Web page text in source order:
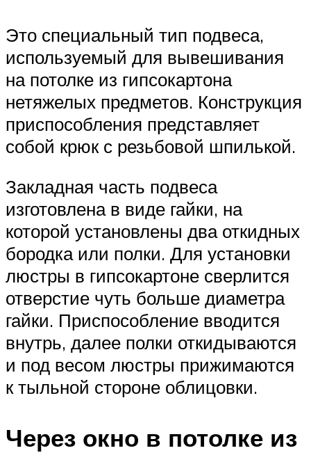
Это специальный тип подвеса,
используемый для вывешивания
на потолке из гипсокартона
нетяжелых предметов. Конструкция
приспособления представляет
собой крюк с резьбовой шпилькой.
Закладная часть подвеса
изготовлена в виде гайки, на
которой установлены два откидных
бородка или полки. Для установки
люстры в гипсокартоне сверлится
отверстие чуть больше диаметра
гайки. Приспособление вводится
внутрь, далее полки откидываются
и под весом люстры прижимаются
к тыльной стороне облицовки.
Через окно в потолке из